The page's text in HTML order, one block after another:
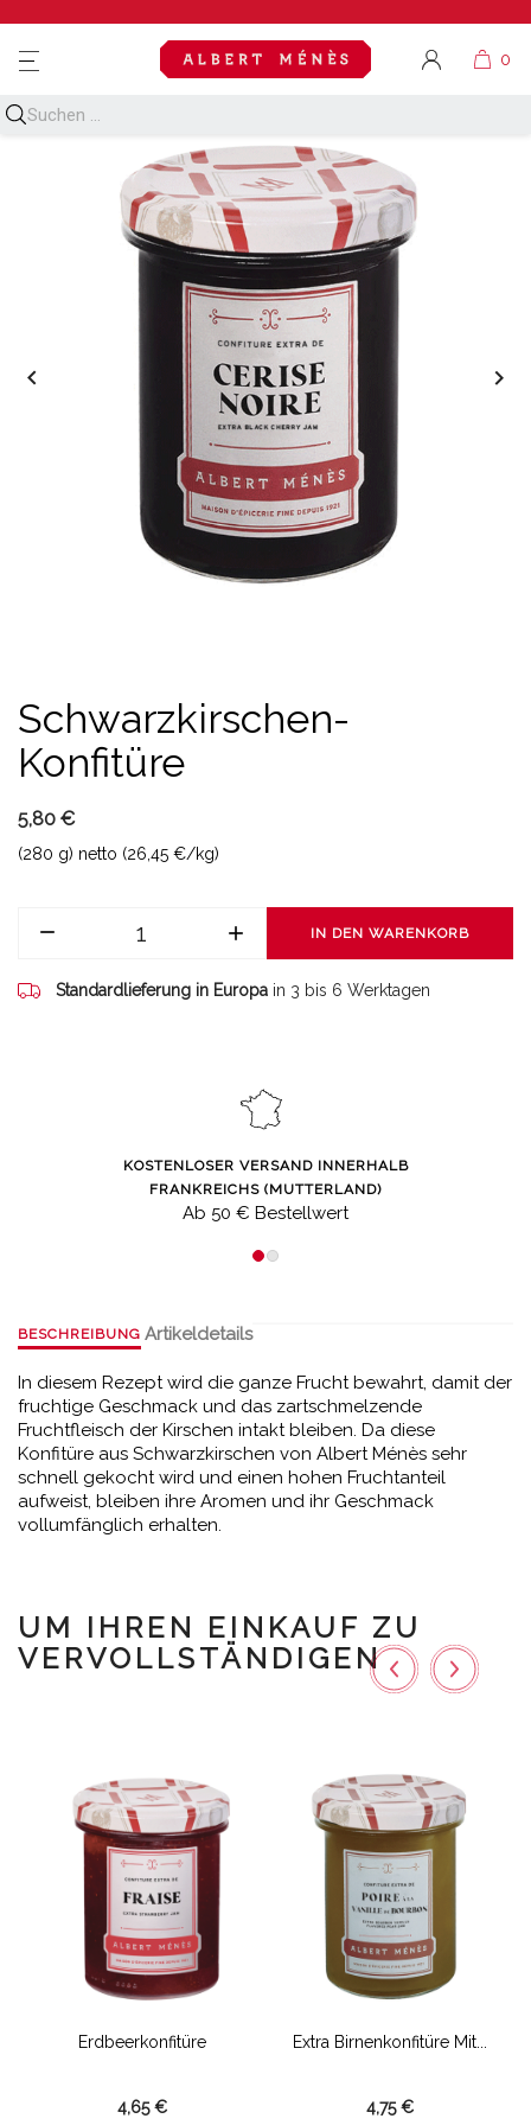
MENU
 
Schwarzkirschen-
Konfitüre
5,80 €
(280 g) netto (26,45 €/kg)
IN DEN WARENKORB
Standardlieferung in Europa in 3 bis 6 Werktagen
KOSTENLOSER VERSAND INNERHALB
FRANKREICHS (MUTTERLAND)
Ab 50 € Bestellwert
BESCHREIBUNG Artikeldetails
In diesem Rezept wird die ganze Frucht bewahrt, damit der
fruchtige Geschmack und das zartschmelzende
Fruchtfleisch der Kirschen intakt bleiben. Da diese
Konfitüre aus Schwarzkirschen von Albert Ménès sehr
schnell gekocht wird und einen hohen Fruchtanteil
aufweist, bleiben ihre Aromen und ihr Geschmack
vollumfänglich erhalten.
UM IHREN EINKAUF ZU
VERVOLLSTÄNDIGEN
Erdbeerkonfitüre
4,65 €
Extra Birnenkonfitüre Mit...
4,75 €